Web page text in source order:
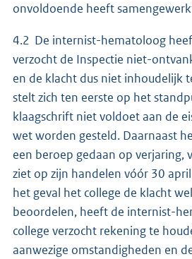
onvoldoende heeft
4.2 De internist-hematoloog
verzocht de Inspectie niet-
en de klacht dus niet inhoudelijk
stelt zich ten eerste op het
klaagschrift niet voldoet aan de
wet worden gesteld. Daarnaast
een beroep gedaan op verjaring,
ziet op zijn handelen vóór 30
het geval het college de klacht
beoordelen, heeft de internist-
college verzocht rekening te
aanwezige omstandigheden en